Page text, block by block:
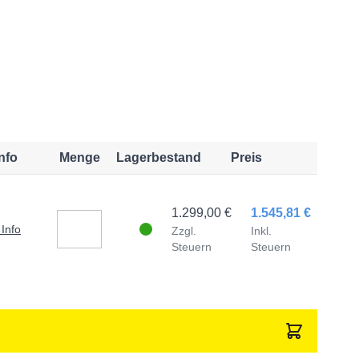
tritt unter 25x auf, wenn die Vorschau
Menge Lagerbestand Preis
1.545,81 €
Inkl.
Steuern
1.299,00 €
Zzgl.
Steuern